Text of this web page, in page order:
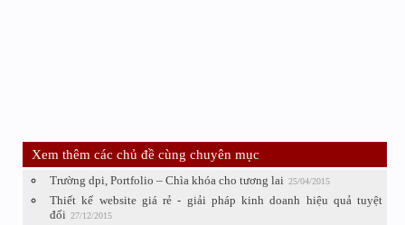
Xem thêm các chủ đề cùng chuyên mục
Trường dpi, Portfolio – Chìa khóa cho tương lai 25/04/2015
Thiết kế website giá rẻ - giải pháp kinh doanh hiệu quả tuyệt
đối 27/12/2015